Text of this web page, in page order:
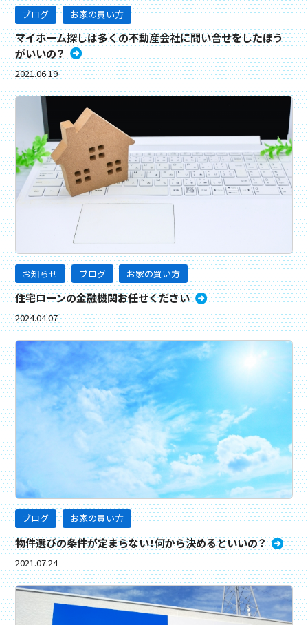
ブログ お家の買い方
マイホーム探しは多くの不動産会社に問い合せをしたほう
がいいの？
2021.06.19
お知らせ ブログ お家の買い方
住宅ローンの金融機関お任せください
2024.04.07
ブログ お家の買い方
物件選びの条件が定まらない！何から決めるといいの？
2021.07.24